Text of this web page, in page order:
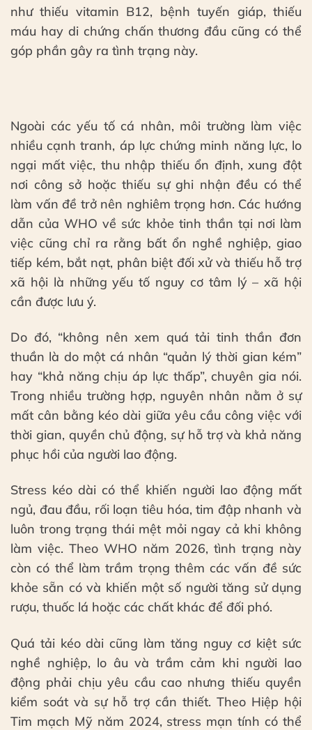
như thiếu vitamin B12, bệnh tuyến giáp, thiếu
máu hay di chứng chấn thương đầu cũng có thể
góp phần gây ra tình trạng này.
Ngoài các yếu tố cá nhân, môi trường làm việc
nhiều cạnh tranh, áp lực chứng minh năng lực, lo
ngại mất việc, thu nhập thiếu ổn định, xung đột
nơi công sở hoặc thiếu sự ghi nhận đều có thể
làm vấn đề trở nên nghiêm trọng hơn. Các hướng
dẫn của WHO về sức khỏe tinh thần tại nơi làm
việc cũng chỉ ra rằng bất ổn nghề nghiệp, giao
tiếp kém, bắt nạt, phân biệt đối xử và thiếu hỗ trợ
xã hội là những yếu tố nguy cơ tâm lý – xã hội
cần được lưu ý.
Do đó, “không nên xem quá tải tinh thần đơn
thuần là do một cá nhân “quản lý thời gian kém”
hay “khả năng chịu áp lực thấp”, chuyên gia nói.
Trong nhiều trường hợp, nguyên nhân nằm ở sự
mất cân bằng kéo dài giữa yêu cầu công việc với
thời gian, quyền chủ động, sự hỗ trợ và khả năng
phục hồi của người lao động.
Stress kéo dài có thể khiến người lao động mất
ngủ, đau đầu, rối loạn tiêu hóa, tim đập nhanh và
luôn trong trạng thái mệt mỏi ngay cả khi không
làm việc. Theo WHO năm 2026, tình trạng này
còn có thể làm trầm trọng thêm các vấn đề sức
khỏe sẵn có và khiến một số người tăng sử dụng
rượu, thuốc lá hoặc các chất khác để đối phó.
Quá tải kéo dài cũng làm tăng nguy cơ kiệt sức
nghề nghiệp, lo âu và trầm cảm khi người lao
động phải chịu yêu cầu cao nhưng thiếu quyền
kiểm soát và sự hỗ trợ cần thiết. Theo Hiệp hội
Tim mạch Mỹ năm 2024, stress mạn tính có thể